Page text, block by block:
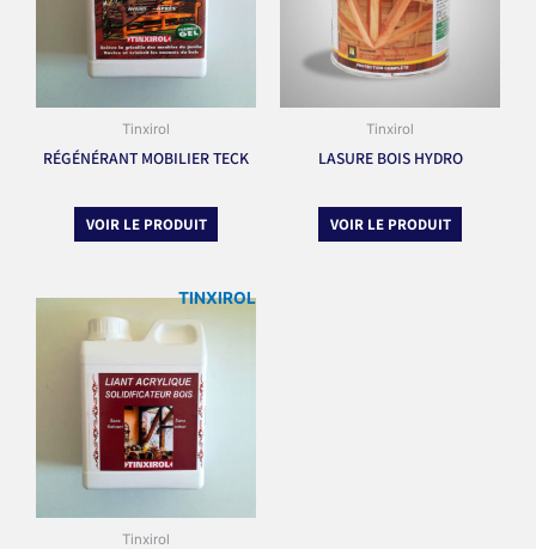
Tinxirol
RÉGÉNÉRANT MOBILIER TECK
VOIR LE PRODUIT
Tinxirol
LASURE BOIS HYDRO
VOIR LE PRODUIT
TINXIROL
Tinxirol